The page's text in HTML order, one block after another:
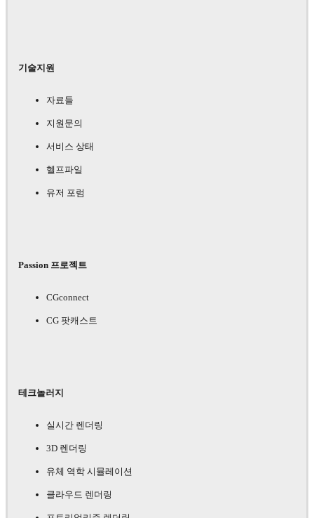
기술지원
자료들
지원문의
서비스 상태
헬프파일
유저 포럼
Passion 프로젝트
CGconnect
CG 팟캐스트
테크놀러지
실시간 렌더링
3D 렌더링
유체 역학 시뮬레이션
클라우드 렌더링